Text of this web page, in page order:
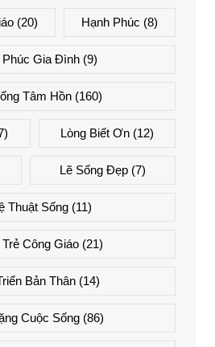
(20) Hạnh Phúc (8)
Phúc Gia Đình (9)
Tâm Hồn (160)
Lòng Biết Ơn(12)
Lẽ Sống Đẹp(7)
Thuật Sống (11)
Công Giáo (21)
Bản Thân (14)
Cuộc Sống(86)